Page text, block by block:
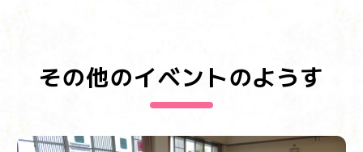
その他のイベントのようす